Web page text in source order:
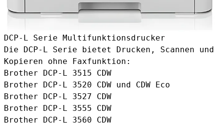
DCP-L Serie Multifunktionsdrucker
Die DCP-L Serie bietet Drucken, Scannen und
Kopieren ohne Faxfunktion:
Brother DCP-L 3515 CDW
Brother DCP-L 3520 CDW und CDW Eco
Brother DCP-L 3527 CDW
Brother DCP-L 3555 CDW
Brother DCP-L 3560 CDW